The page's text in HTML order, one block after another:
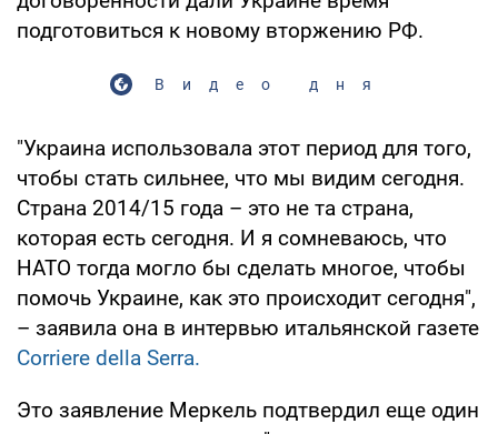
подготовиться к новому вторжению РФ.
Видео дня
"Украина использовала этот период для того,
чтобы стать сильнее, что мы видим сегодня.
Страна 2014/15 года – это не та страна,
которая есть сегодня. И я сомневаюсь, что
НАТО тогда могло бы сделать многое, чтобы
помочь Украине, как это происходит сегодня",
– заявила она в интервью итальянской газете
Corriere della Serra.
Это заявление Меркель подтвердил еще один